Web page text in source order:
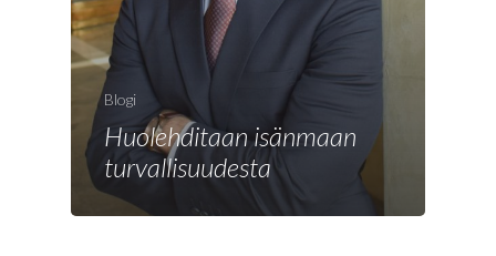
Blogi
Huolehditaan isänmaan
turvallisuudesta